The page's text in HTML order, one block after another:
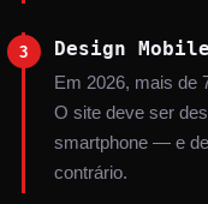
3 Design
Em 2026, mais de
O site deve ser
smartphone — e
contrário.